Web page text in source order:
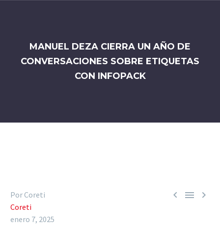
MANUEL DEZA CIERRA UN AÑO DE
CONVERSACIONES SOBRE ETIQUETAS
CON INFOPACK
  
Por Coreti
Coreti
enero 7, 2025